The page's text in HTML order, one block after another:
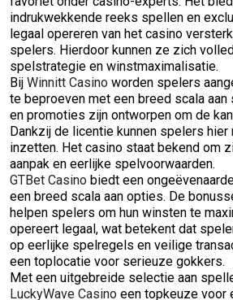
indrukwekkende reeks spellen en
legaal opereren van het casino
spelers. Hierdoor kunnen ze zich
spelstrategie en winstmaximalisatie.
Bij Winnitt Casino worden spelers
te beproeven met een breed scala
en promoties zijn ontworpen om de
Dankzij de licentie kunnen spelers hier
inzetten. Het casino staat bekend om
aanpak en eerlijke spelvoorwaarden.
GTBet Casino biedt een
een breed scala aan opties. De
helpen spelers om hun winsten te
opereert legaal, wat betekent dat
op eerlijke spelregels en veilige
een toplocatie voor serieuze gokkers.
Met een uitgebreide selectie aan
LuckyWave Casino een topkeuze voor